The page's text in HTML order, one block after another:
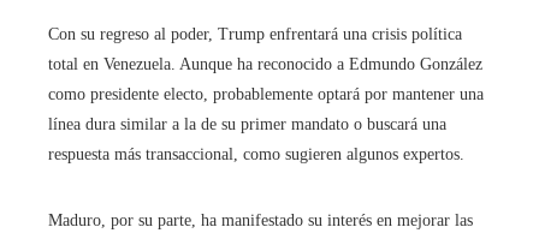
Con su regreso al poder, Trump enfrentará una crisis política
total en Venezuela. Aunque ha reconocido a Edmundo González
como presidente electo, probablemente optará por mantener una
línea dura similar a la de su primer mandato o buscará una
respuesta más transaccional, como sugieren algunos expertos.
Maduro, por su parte, ha manifestado su interés en mejorar las